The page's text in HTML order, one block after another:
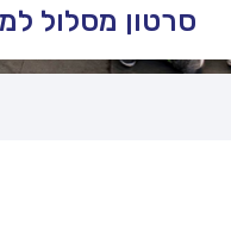
סרטון מסלול